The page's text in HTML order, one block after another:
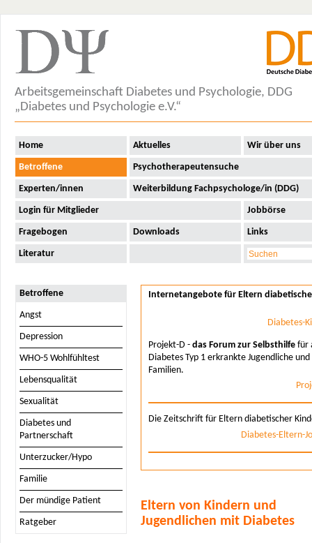
Arbeitsgemeinschaft Diabetes und Psychologie, DDG
„Diabetes und Psychologie e.V.“
Home Aktuelles Wir über uns
Betroffene Psychotherapeutensuche
Experten/innen Weiterbildung Fachpsychologe/in (DDG)
Login für Mitglieder Jobbörse
Fragebogen Downloads Links
Literatur
Betroffene
Angst
Depression
WHO-5 Wohlfühltest
Lebensqualität
Sexualität
Diabetes und
Partnerschaft
Unterzucker/Hypo
Familie
Der mündige Patient
Ratgeber
Internetangebote für Eltern
Diabetes-
Projekt-D - das Forum zur Selbsthilfe für
Diabetes Typ 1 erkrankte Jugendliche
Familien.
Die Zeitschrift für Eltern diabetischer
Diabetes-Eltern-
Eltern von Kindern und
Jugendlichen mit Diabetes